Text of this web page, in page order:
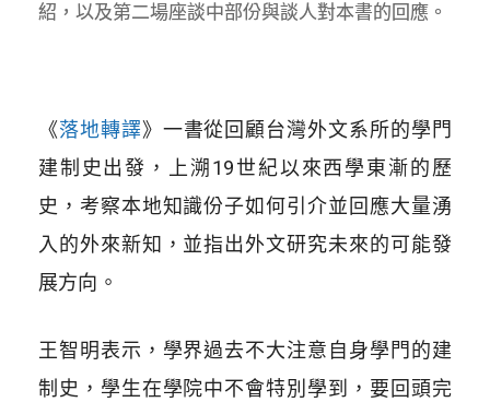
紹，以及第二場座談中部份與談人對本書的回應。
《落地轉譯》一書從回顧台灣外文系所的學門
建制史出發，上溯19世紀以來西學東漸的歷
史，考察本地知識份子如何引介並回應大量湧
入的外來新知，並指出外文研究未來的可能發
展方向。
王智明表示，學界過去不大注意自身學門的建
制史，學生在學院中不會特別學到，要回頭完